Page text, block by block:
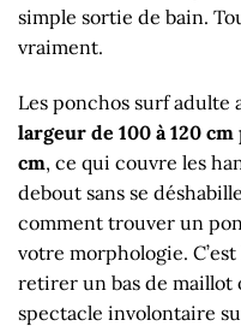
simple sortie de bain.
vraiment.
Les ponchos surf
largeur de 100 à 120
cm, ce qui couvre les
debout sans se
comment trouver un
votre morphologie.
retirer un bas de maillot
spectacle involontaire